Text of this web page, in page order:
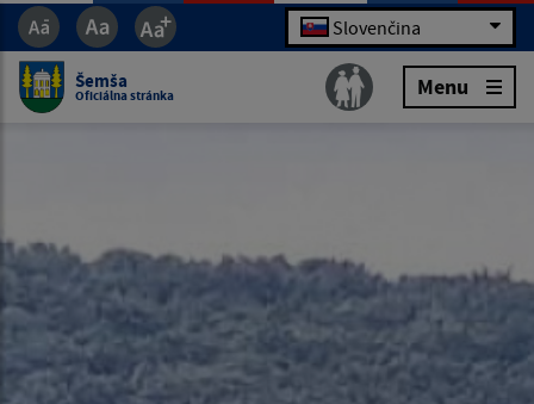
Slovenčina
Šemša
Oficiálna stránka Menu